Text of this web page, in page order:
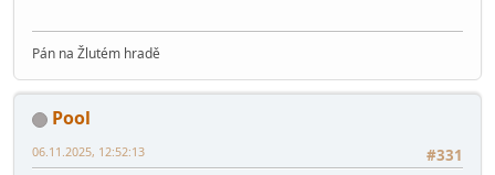
Pán na Žlutém hradě
Pool
#331
06.11.2025, 12:52:13